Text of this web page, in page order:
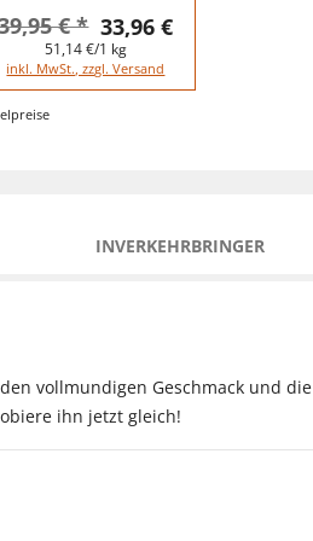
33,96 €
€ *
51,14 €/1 kg
inkl. MwSt., zzgl. Versand
INVERKEHRBRINGER
vollmundigen Geschmack und die
ihn jetzt gleich!